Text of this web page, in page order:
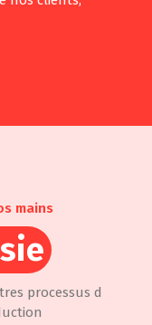
mains
processus d